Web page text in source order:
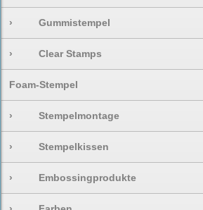
› Gummistempel
› Clear Stamps
Foam-Stempel
› Stempelmontage
› Stempelkissen
› Embossingprodukte